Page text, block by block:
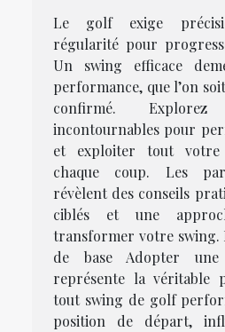
Le golf exige
régularité pour
Un swing efficace
performance, que l’on
confirmé.
incontournables pour
et exploiter tout
chaque coup. Les
révèlent des conseils
ciblés et une
transformer votre swing.
de base Adopter
représente la véritable
tout swing de golf
position de départ,